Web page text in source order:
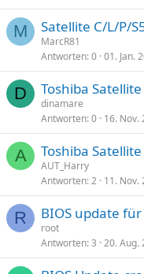
M Satellite C/L/P/
MarcR81
Antworten 0 01. Jan.
D Toshiba
dinamare
Antworten 0 16. Nov.
A Toshiba
AUT_Harry
Antworten 2 11. Nov.
R BIOS update
root
Antworten 3 20. Aug.